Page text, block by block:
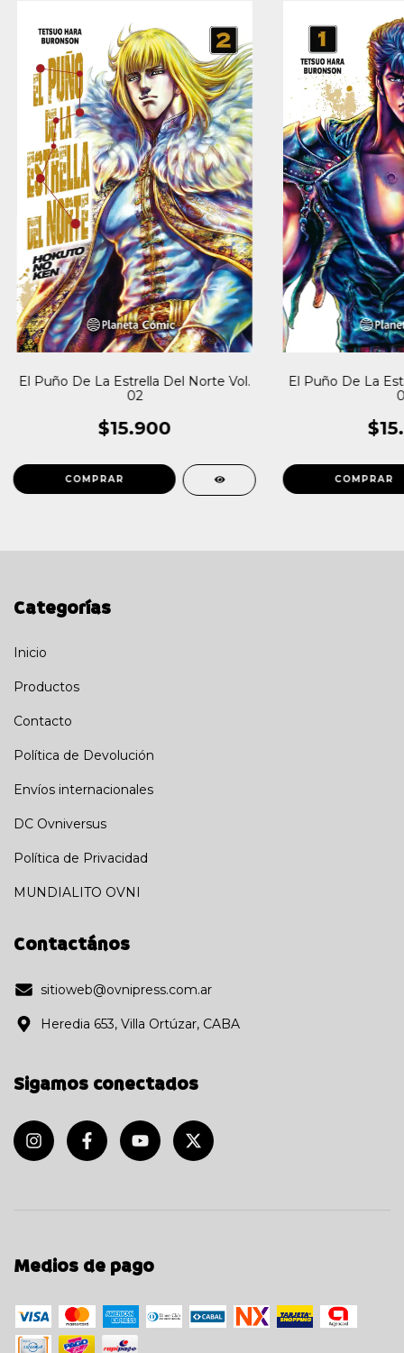
El Puño De La Estrella Del Norte Vol.
02
$15.900
El Puño De La
Categorías
Inicio
Productos
Contacto
Política de Devolución
Envíos internacionales
DC Ovniversus
Política de Privacidad
MUNDIALITO OVNI
Contactános
sitioweb@ovnipress.com.ar
Heredia 653, Villa Ortúzar, CABA
Sigamos conectados
Medios de pago